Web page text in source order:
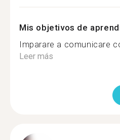
Mis objetivos de
Imparare a comunicare
Leer más